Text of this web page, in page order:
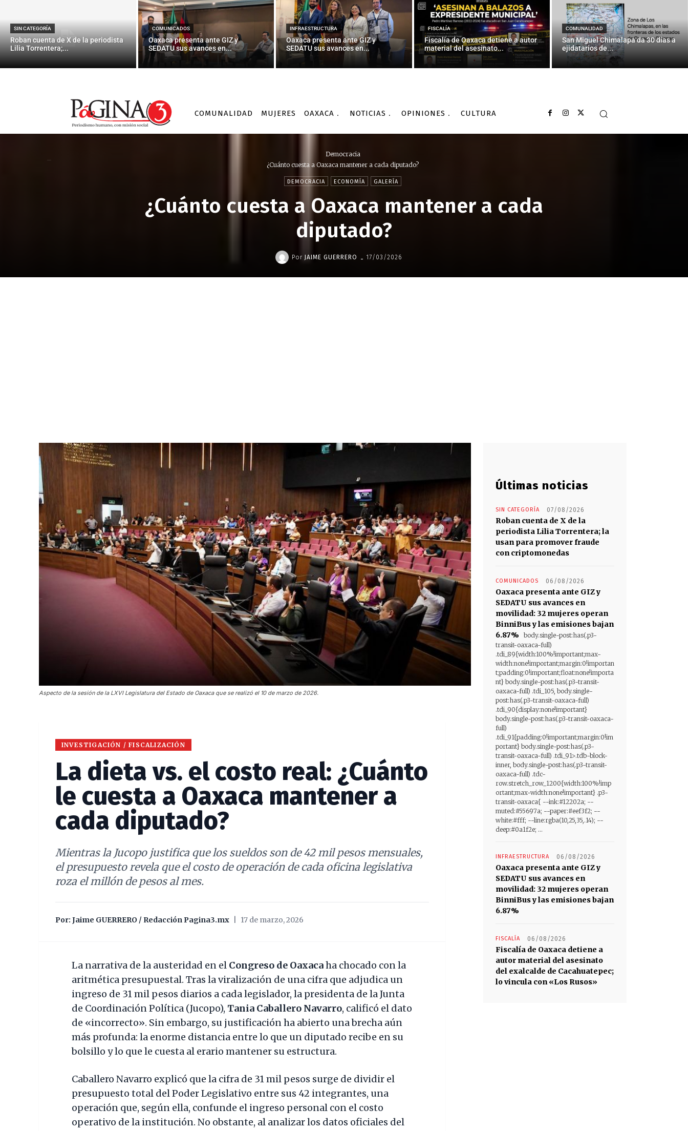
SIN CATEGORÍA
Roban cuenta de X de la periodista
Lilia Torrentera;...
COMUNICADOS
Oaxaca presenta ante GIZ y
SEDATU sus avances en...
INFRAESTRUCTURA
Oaxaca presenta ante GIZ y
SEDATU sus avances en...
FISCALÍA
Fiscalía de Oaxaca detiene a autor
material del asesinato...
COMUNALIDAD
San Miguel Chimalapa da 30 días a
ejidatarios de...
COMUNALIDAD MUJERES OAXACA NOTICIAS OPINIONES CULTURA
Democracia
¿Cuánto cuesta a Oaxaca mantener a cada diputado?
DEMOCRACIA ECONOMÍA GALERÍA
¿Cuánto cuesta a Oaxaca mantener a cada
diputado?
Por JAIME GUERRERO - 17/03/2026
Aspecto de la sesión de la LXVI Legislatura del Estado de Oaxaca que se realizó el 10 de marzo de 2026.
INVESTIGACIÓN / FISCALIZACIÓN
La dieta vs. el costo real: ¿Cuánto
le cuesta a Oaxaca mantener a
cada diputado?
Mientras la Jucopo justifica que los sueldos son de 42 mil pesos mensuales,
el presupuesto revela que el costo de operación de cada oficina legislativa
roza el millón de pesos al mes.
Por: Jaime GUERRERO / Redacción Pagina3.mx 17 de marzo, 2026
La narrativa de la austeridad en el Congreso de Oaxacaha chocado con la
aritmética presupuestal. Tras la viralización de una cifra que adjudica un
ingreso de 31 mil pesos diarios a cada legislador, la presidenta de la Junta
de Coordinación Política (Jucopo), Tania Caballero Navarro, calificó el dato
de «incorrecto». Sin embargo, su justificación ha abierto una brecha aún
más profunda: la enorme distancia entre lo que un diputado recibe en su
bolsillo y lo que le cuesta al erario mantener su estructura.
Caballero Navarro explicó que la cifra de 31 mil pesos surge de dividir el
presupuesto total del Poder Legislativo entre sus 42 integrantes, una
operación que, según ella, confunde el ingreso personal con el costo
operativo de la institución. No obstante, al analizar los datos oficiales del
Últimas noticias
SIN CATEGORÍA 07/08/2026
Roban cuenta de X de la
periodista Lilia Torrentera; la
usan para promover fraude
con criptomonedas
COMUNICADOS 06/08/2026
Oaxaca presenta ante GIZ y
SEDATU sus avances en
movilidad: 32 mujeres operan
BinniBus y las emisiones bajan
6.87%
body.single-post:has(.p3-
transit-oaxaca-full)
.tdi_89{width:100%!important;max-
width:none!important;margin:0!importan
t;padding:0!important;float:none!importa
nt} body.single-post:has(.p3-transit-
oaxaca-full) .tdi_105, body.single-
post:has(.p3-transit-oaxaca-full)
.tdi_90{display:none!important}
body.single-post:has(.p3-transit-oaxaca-
full)
.tdi_91{padding:0!important;margin:0!im
portant} body.single-post:has(.p3-
transit-oaxaca-full) .tdi_91>.tdb-block-
inner, body.single-post:has(.p3-transit-
oaxaca-full) .tdc-
row.stretch_row_1200{width:100%!imp
ortant;max-width:none!important} .p3-
transit-oaxaca{ --ink:#12202a; --
muted:#55697a; --paper:#eef3f2; --
white:#fff; --line:rgba(10,25,35,.14); --
deep:#0a1f2e; ...
INFRAESTRUCTURA 06/08/2026
Oaxaca presenta ante GIZ y
SEDATU sus avances en
movilidad: 32 mujeres operan
BinniBus y las emisiones bajan
6.87%
FISCALÍA 06/08/2026
Fiscalía de Oaxaca detiene a
autor material del asesinato
del exalcalde de Cacahuatepec;
lo vincula con «Los Rusos»